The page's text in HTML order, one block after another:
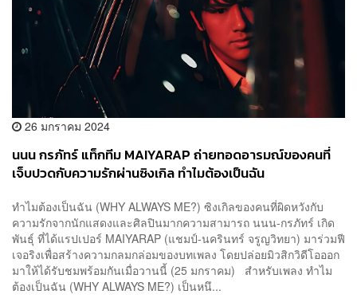
26 มกราคม 2024
นนน กรภัทร์ แท็กทีม MAIYARAP ถ่ายทอดอารมณ์ของคนที่
เจ็บปวดกับความรักผ่านซิงเกิล ทำไมต้องเป็นฉัน
ทำไมต้องเป็นฉัน (WHY ALWAYS ME?) ซิงเกิลของคนที่ผิดหวังกับ
ความรักจากนักแสดงและศิลปินมากความสามารถ นนน-กรภัทร์ เกิด
พันธุ์ ที่ได้แรปเปอร์ MAIYARAP (แชมป์-นครินทร์ จรูญวิทยา) มาร่วมฟี
เจอริงเพื่อสร้างความกลมกล่อมของบทเพลง โดยปล่อยมิวสิกวิดีโอออก
มาให้ได้รับชมพร้อมกันเมื่อวานนี้ (25 มกราคม) สำหรับเพลง ทำไม
ต้องเป็นฉัน (WHY ALWAYS ME?) เป็นหนึ...